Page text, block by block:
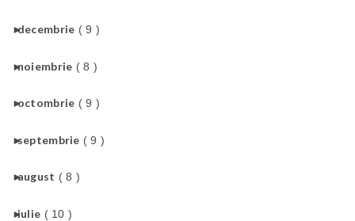
►
decembrie ( 9 )
►
noiembrie ( 8 )
►
octombrie ( 9 )
►
septembrie ( 9 )
►
august ( 8 )
►
iulie ( 10 )